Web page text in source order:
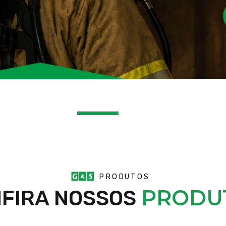
PRODUTOS
NOSSOS